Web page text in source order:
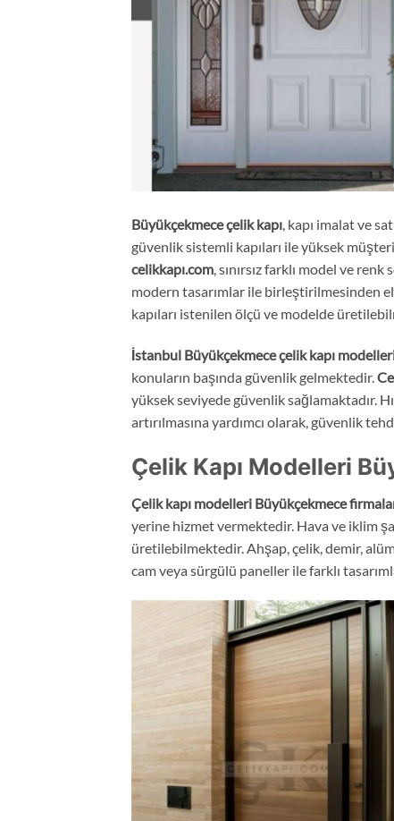
Büyükçekmeceçelik kapı, kapı imalat ve
güvenlik sistemli kapıları ile yüksek
celikkapı.com, sınırsız farklı model ve
modern tasarımlar ile birleştirilmesinden
kapıları istenilen ölçü ve modelde
İstanbul Büyükçekmeceçelik kapı
konuların başında güvenlik gelmektedir.
yüksek seviyede güvenlik sağlamaktadır.
artırılmasına yardımcı olarak, güvenlik
Çelik Kapı Modelleri
Çelik kapı modelleri Büyükçekmece
yerine hizmet vermektedir. Hava ve iklim
üretilebilmektedir. Ahşap, çelik, demir,
cam veya sürgülü paneller ile farklı